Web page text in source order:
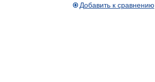
Добавить к сравнению